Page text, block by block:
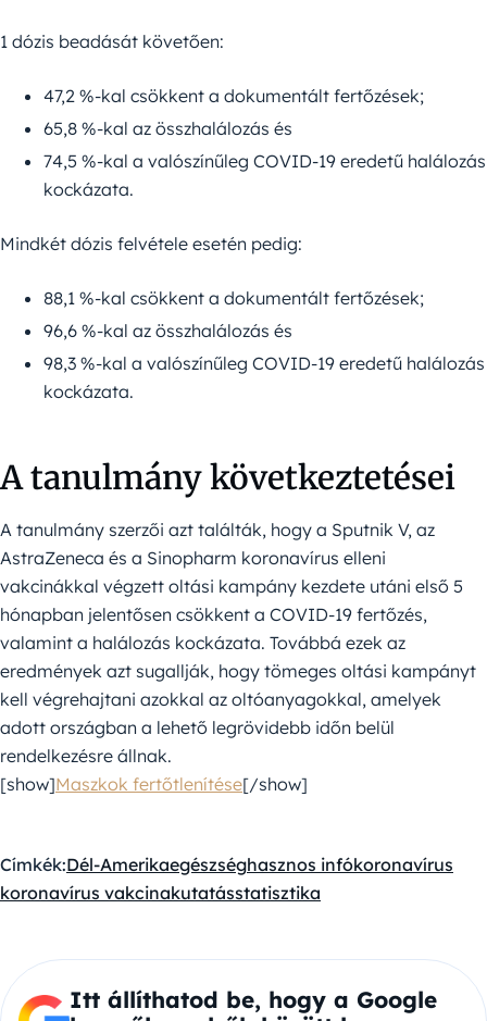
1 dózis beadását követően:
47,2 %-kal csökkent a dokumentált fertőzések;
65,8 %-kal az összhalálozás és
74,5 %-kal a valószínűleg COVID-19 eredetű halálozás
kockázata.
Mindkét dózis felvétele esetén pedig:
88,1 %-kal csökkent a dokumentált fertőzések;
96,6 %-kal az összhalálozás és
98,3 %-kal a valószínűleg COVID-19 eredetű halálozás
kockázata.
A tanulmány következtetései
A tanulmány szerzői azt találták, hogy a Sputnik V, az
AstraZeneca és a Sinopharm koronavírus elleni
vakcinákkal végzett oltási kampány kezdete utáni első 5
hónapban jelentősen csökkent a COVID-19 fertőzés,
valamint a halálozás kockázata. Továbbá ezek az
eredmények azt sugallják, hogy tömeges oltási kampányt
kell végrehajtani azokkal az oltóanyagokkal, amelyek
adott országban a lehető legrövidebb időn belül
rendelkezésre állnak.
[show]Maszkok fertőtlenítése[/show]
Címkék:Dél-Amerikaegészséghasznos infókoronavírus
koronavírus vakcinakutatásstatisztika
Itt állíthatod be, hogy a Google